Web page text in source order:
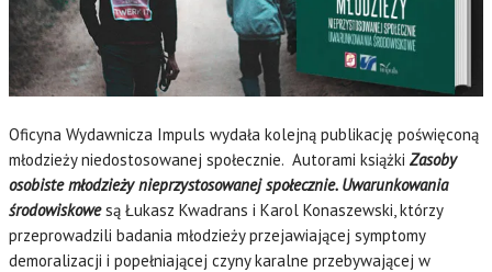
Oficyna Wydawnicza Impuls wydała kolejną publikację poświęconą
młodzieży niedostosowanej społecznie. Autorami książki Zasoby
osobiste młodzieży nieprzystosowanej społecznie. Uwarunkowania
środowiskowesą Łukasz Kwadrans i Karol Konaszewski, którzy
przeprowadzili badania młodzieży przejawiającej symptomy
demoralizacji i popełniającej czyny karalne przebywającej w